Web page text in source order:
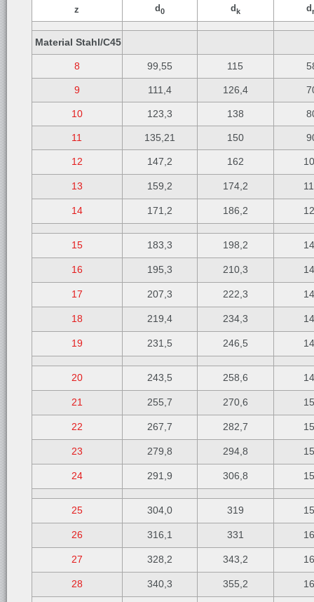
z
d0 dk d
Material Stahl/C45
8 99,55 115
9 111,4 126,4
10 123,3 138
11 135,21 150
12 147,2 162
13 159,2 174,2
14 171,2 186,2
15 183,3 198,2
16 195,3 210,3
17 207,3 222,3
18 219,4 234,3
19 231,5 246,5
20 243,5 258,6
21 255,7 270,6
22 267,7 282,7
23 279,8 294,8
24 291,9 306,8
25 304,0 319
26 316,1 331
27 328,2 343,2
28 340,3 355,2